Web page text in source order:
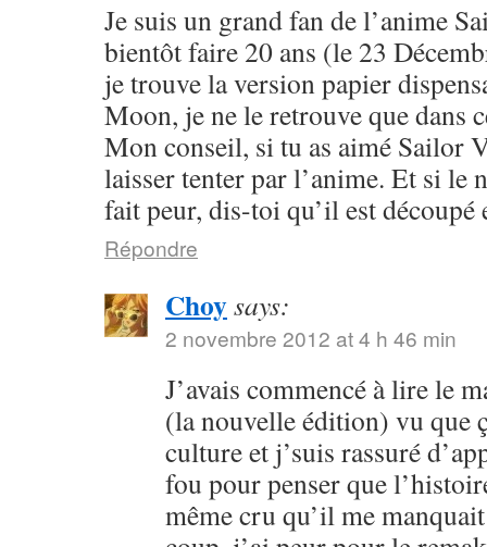
Je suis un grand fan de l’anime
bientôt faire 20 ans (le 23
je trouve la version papier
Moon, je ne le retrouve que dans
Mon conseil, si tu as aimé Sailor
laisser tenter par l’anime. Et si le
fait peur, dis-toi qu’il est découpé
Répondre
Choysays:
2 novembre 2012 at 4 h 46 min
J’avais commencé à lire le
(la nouvelle édition) vu que
culture et j’suis rassuré
fou pour penser que
même cru qu’il me